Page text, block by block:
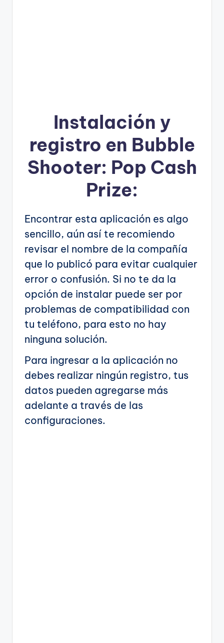
Instalación y
registro en Bubble
Shooter: Pop Cash
Prize:
Encontrar esta aplicación es algo
sencillo, aún así te recomiendo
revisar el nombre de la compañía
que lo publicó para evitar cualquier
error o confusión. Si no te da la
opción de instalar puede ser por
problemas de compatibilidad con
tu teléfono, para esto no hay
ninguna solución.
Para ingresar a la aplicación no
debes realizar ningún registro, tus
datos pueden agregarse más
adelante a través de las
configuraciones.